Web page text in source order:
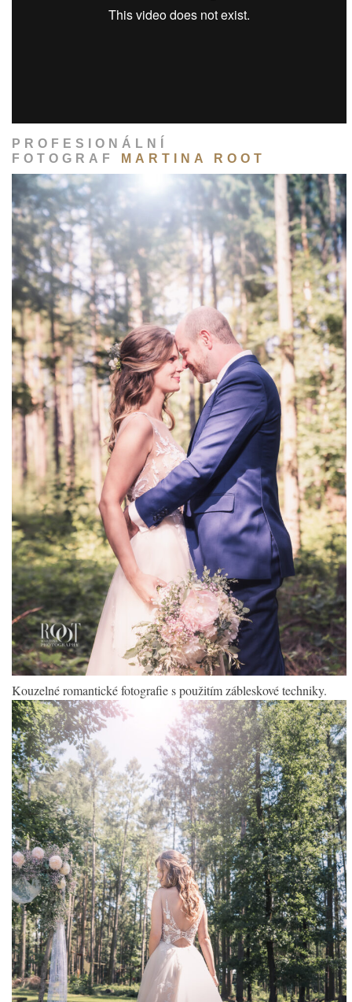
PROFESIONÁLNÍ
FOTOGRAF
MARTINA ROOT
Kouzelné romantické fotografie s použitím zábleskové techniky.